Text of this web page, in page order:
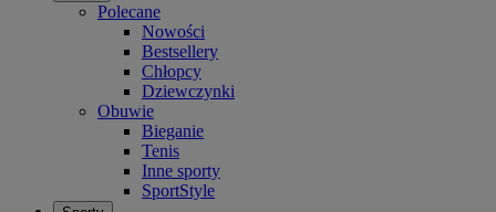
Polecane
Nowości
Bestsellery
Chłopcy
Dziewczynki
Obuwie
Bieganie
Tenis
Inne sporty
SportStyle